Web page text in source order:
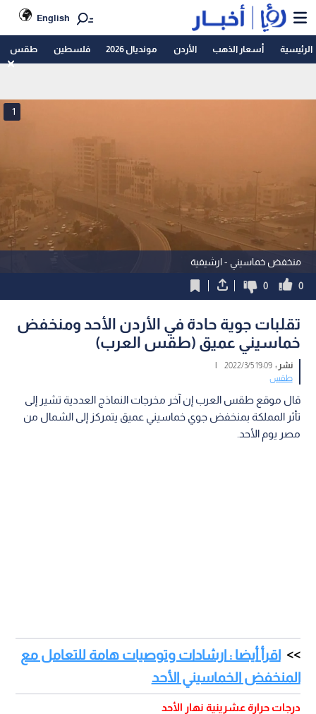
English
الرئيسية أسعار الذهب الأردن مونديال 2026 فلسطين طقس
منخفض خماسيني - ارشيفية
1
0
0
تقلبات جوية حادة في الأردن الأحد ومنخفض
خماسيني عميق (طقس العرب)
نشر :19:09 2022/3/5
|
طقس
قال موقع طقس العرب إن آخر مخرجات النماذج العددية تشير إلى
تأثر المملكة بمنخفض جوي خماسيني عميق يتمركز إلى الشمال من
مصر يوم الأحد.
اقرأ أيضا : ارشادات وتوصيات هامة للتعامل مع
المنخفض الخماسيني الأحد
درجات حرارة عشرينية نهار الأحد